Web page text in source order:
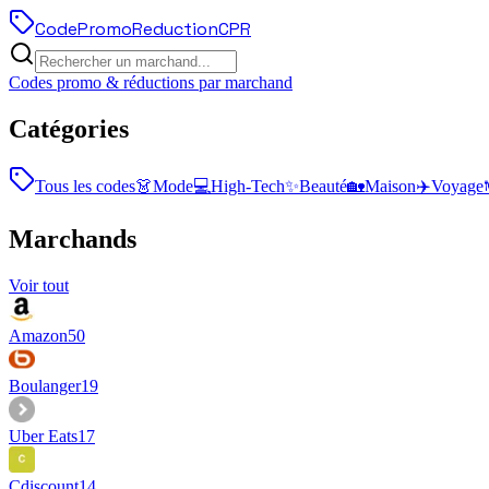
CodePromoReductionCPR
Codes promo & réductions par marchand
Catégories
Tous les codes👗Mode💻High-Tech✨Beauté🏡Maison✈️Voyage
Marchands
Voir tout
Amazon50
Boulanger19
Uber Eats17